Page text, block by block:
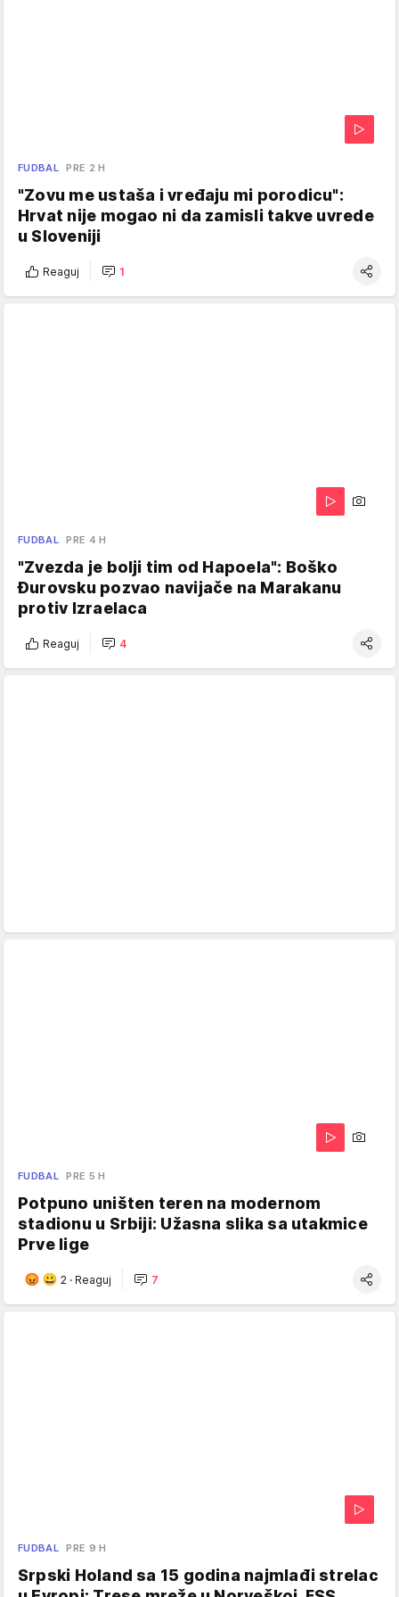
FUDBAL PRE 2 H
"Zovu me ustaša i vređaju mi porodicu":
Hrvat nije mogao ni da zamisli takve uvrede
u Sloveniji
Reaguj 1
FUDBAL PRE 4 H
"Zvezda je bolji tim od Hapoela": Boško
Đurovsku pozvao navijače na Marakanu
protiv Izraelaca
Reaguj 4
FUDBAL PRE 5 H
Potpuno uništen teren na modernom
stadionu u Srbiji: Užasna slika sa utakmice
Prve lige
2 · Reaguj 7
FUDBAL PRE 9 H
Srpski Holand sa 15 godina najmlađi strelac